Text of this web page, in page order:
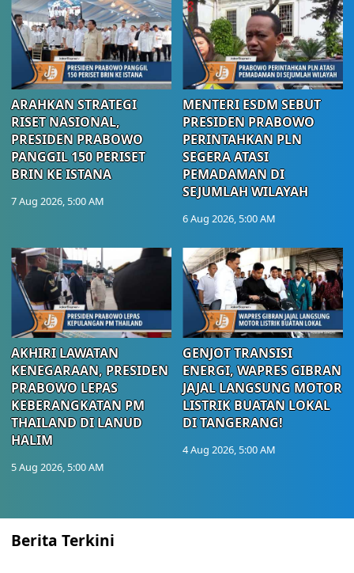
ARAHKAN STRATEGI
RISET NASIONAL,
PRESIDEN PRABOWO
PANGGIL 150 PERISET
BRIN KE ISTANA
7 Aug 2026, 5:00 AM
MENTERI ESDM SEBUT
PRESIDEN PRABOWO
PERINTAHKAN PLN
SEGERA ATASI
PEMADAMAN DI
SEJUMLAH WILAYAH
6 Aug 2026, 5:00 AM
AKHIRI LAWATAN
KENEGARAAN, PRESIDEN
PRABOWO LEPAS
KEBERANGKATAN PM
THAILAND DI LANUD
HALIM
5 Aug 2026, 5:00 AM
GENJOT TRANSISI
ENERGI, WAPRES GIBRAN
JAJAL LANGSUNG MOTOR
LISTRIK BUATAN LOKAL
DI TANGERANG!
4 Aug 2026, 5:00 AM
Berita Terkini